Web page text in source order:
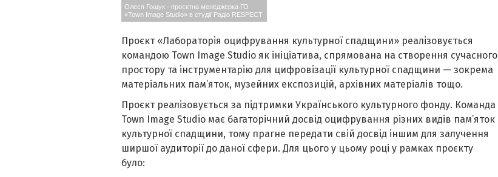
Олеся Гощук - проєктна менеджерка ГО
«Town Image Studio» в студії Радіо RESPECT
Проєкт «Лабораторія оцифрування культурної спадщини» реалізовується
командою Town Image Studio як ініціатива, спрямована на створення сучасного
простору та інструментарію для цифровізації культурної спадщини — зокрема
матеріальних пам’яток, музейних експозицій, архівних матеріалів тощо.
Проєкт реалізовується за підтримки Українського культурного фонду. Команда
Town Image Studio має багаторічний досвід оцифрування різних видів пам’яток
культурної спадщини, тому прагне передати свій досвід іншим для залучення
ширшої аудиторії до даної сфери. Для цього у цьому році у рамках проєкту
було: